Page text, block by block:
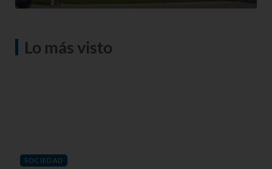
Lo más visto
SOCIEDAD